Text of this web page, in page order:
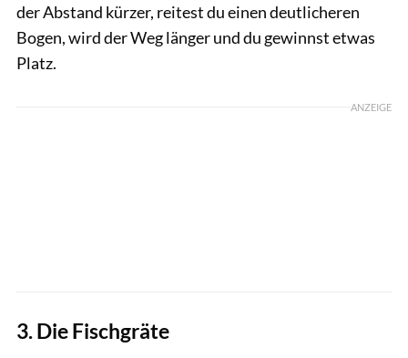
der Abstand kürzer, reitest du einen deutlicheren
Bogen, wird der Weg länger und du gewinnst etwas
Platz.
ANZEIGE
3. Die Fischgräte